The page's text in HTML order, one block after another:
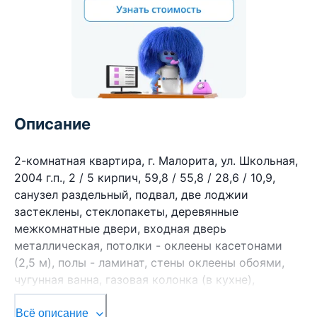
Описание
2-комнатная квартира, г. Малорита, ул. Школьная,
2004 г.п., 2 / 5 кирпич, 59,8 / 55,8 / 28,6 / 10,9,
санузел раздельный, подвал, две лоджии
застеклены, стеклопакеты, деревянные
межкомнатные двери, входная дверь
металлическая, потолки - оклеены касетонами
(2,5 м), полы - ламинат, стены оклеены обоями,
чугунная ванна, газовая колонка (в кухне),
система видеонаблюдения (возле дома),
домофон. Мебель по договоренности. Квартира в
Всё описание